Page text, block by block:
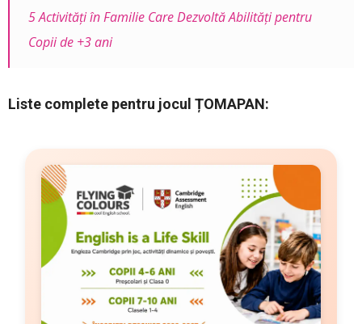
5 Activități în Familie Care Dezvoltă Abilități pentru
Copii de +3 ani
Liste complete pentru jocul ȚOMAPAN: